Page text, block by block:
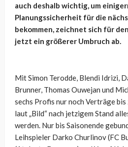
auch deshalb wichtig, um
Planungssicherheit für die
bekommen, zeichnet sich für
jetzt ein größerer Umbruch ab.
Mit Simon Terodde, Blendi Idrizi,
Brunner, Thomas Ouwejan und
sechs Profis nur noch Verträge bis
laut „Bild“ nach jetzigem Stand
werden. Nur bis Saisonende
Leihspieler Darko Churlinov (FC